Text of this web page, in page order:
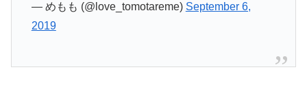
— めもも (@love_tomotareme) September 6,
2019